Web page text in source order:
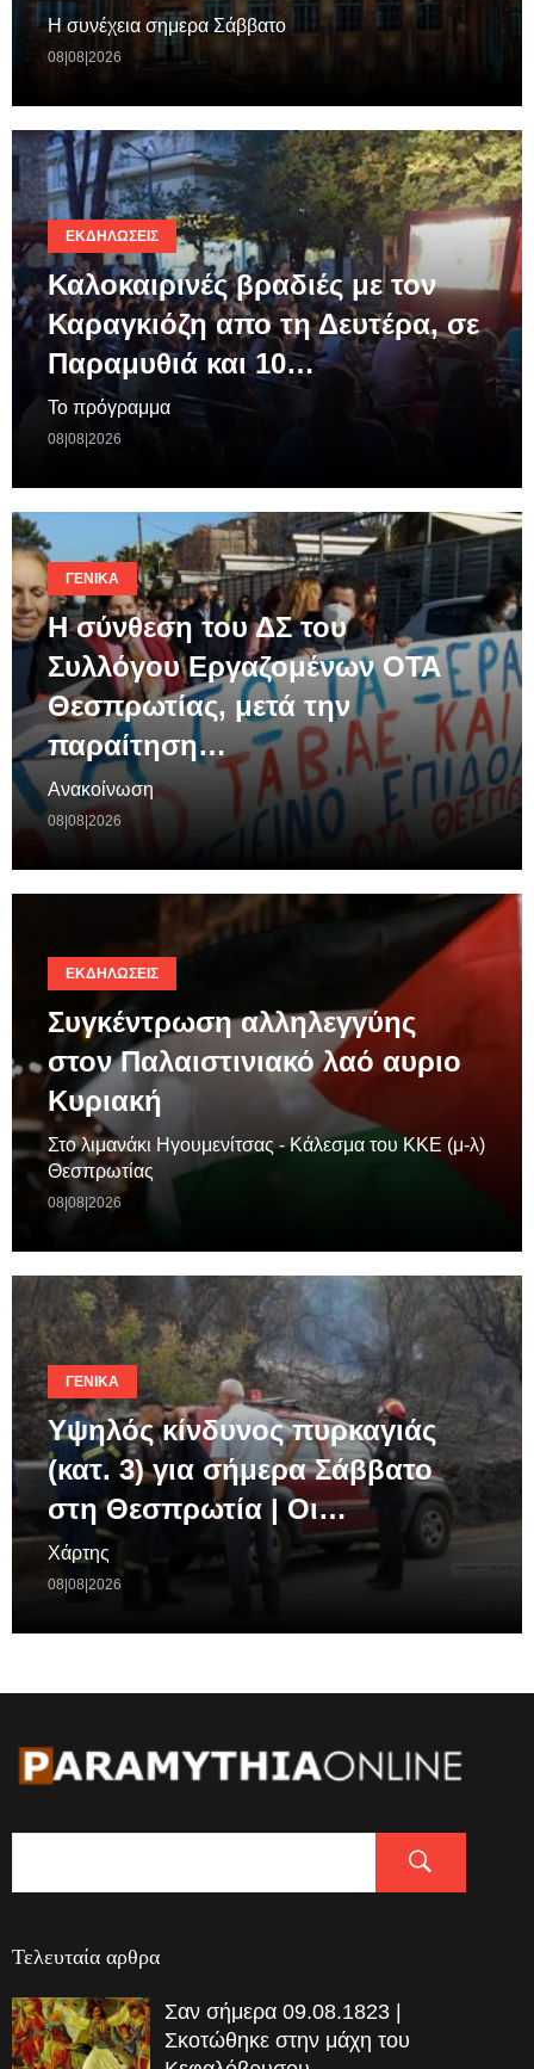
Η συνέχεια σημερα Σάββατο
08|08|2026
ΕΚΔΗΛΏΣΕΙΣ
Καλοκαιρινές βραδιές με τον
Καραγκιόζη απο τη Δευτέρα, σε
Παραμυθιά και 10…
Το πρόγραμμα
08|08|2026
ΓΕΝΙΚΆ
Η σύνθεση του ΔΣ του
Συλλόγου Εργαζομένων ΟΤΑ
Θεσπρωτίας, μετά την
παραίτηση…
Ανακοίνωση
08|08|2026
ΕΚΔΗΛΏΣΕΙΣ
Συγκέντρωση αλληλεγγύης
στον Παλαιστινιακό λαό αυριο
Κυριακή
Στο λιμανάκι Ηγουμενίτσας - Κάλεσμα του ΚΚΕ (μ-λ)
Θεσπρωτίας
08|08|2026
ΓΕΝΙΚΆ
Υψηλός κίνδυνος πυρκαγιάς
(κατ. 3) για σήμερα Σάββατο
στη Θεσπρωτία | Οι…
Χάρτης
08|08|2026
Τελευταία αρθρα
Σαν σήμερα 09.08.1823 |
Σκοτώθηκε στην μάχη του